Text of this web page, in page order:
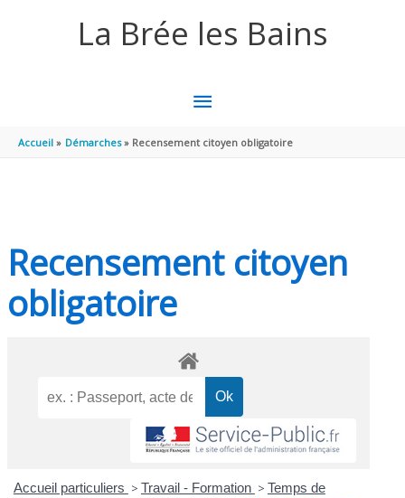
La Brée les Bains
MENU
PRINCIPAL
Accueil Démarches Recensement citoyen obligatoire
Recensement citoyen
obligatoire
Accueil particuliers > Travail - Formation > Temps de